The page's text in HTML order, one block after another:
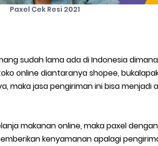
Paxel Cek Resi 2021
sudah lama ada di Indonesia
online diantaranya shopee,
maka jasa pengiriman ini bisa menjadi
makanan online, maka paxel
kenyamanan apalagi